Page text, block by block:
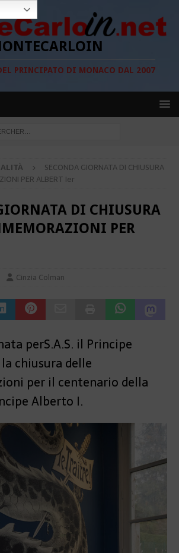
PRINCIPATO DI MONACO DAL 2007
SECONDA GIORNATA DI CHIUSURA
PER ALBERT Ier
DI CHIUSURA
PER
Cinzia Colman
perS.A.S. il Principe
chiusura delle
per il centenario della
Alberto I.